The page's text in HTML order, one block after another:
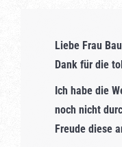
Liebe Frau
Dank für die
Ich habe die
noch nicht
Freude diese